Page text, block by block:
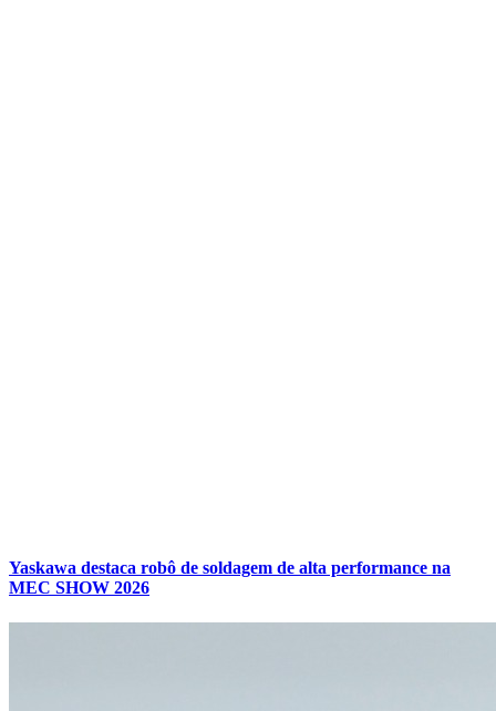
Yaskawa destaca robô de soldagem de alta performance na
MEC SHOW 2026